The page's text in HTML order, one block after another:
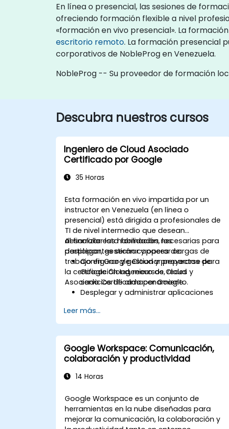
En línea o presencial, las sesiones de
ofreciendo formación flexible a nivel
«formación en vivo presencial». La
escritorio remoto. La formación presencial
corporativos de NobleProg en Venezuela.
NobleProg -- Su proveedor de formación
Descubra nuestros cursos
Ingeniero de Cloud Asociado
Certificado por Google
35 Horas
Esta formación en vivo impartida por un
instructor en Venezuela (en línea o
presencial) está dirigida a profesionales de
TI de nivel intermedio que desean
desarrollar las habilidades necesarias para
desplegar, gestionar y operar cargas de
trabajo en Google Cloud y prepararse para
la certificación Ingeniero de Cloud
Asociado Certificado por Google.
Al finalizar esta formación, los
participantes serán capaces de:
Configurar y gestionar proyectos de
Google Cloud, recursos, redes y
servicios de almacenamiento.
Desplegar y administrar aplicaciones
Kubernetes Engine (GKE), Cloud Run y
App Engine.
Configurar la gestión de identidad y
acceso, controles de seguridad,
presupuestos de facturación, alertas y
monitorización de costes.
Provisionar y automatizar la
Terraform y Cloud Build.
Monitorizar, solucionar problemas y
optimizar entornos de Google Cloud
utilizando Cloud Monitoring y Cloud
Leer más...
Google Workspace: Comunicación,
colaboración y productividad
14 Horas
Google Workspace es un conjunto de
herramientas en la nube diseñadas para
mejorar la comunicación, la colaboración y